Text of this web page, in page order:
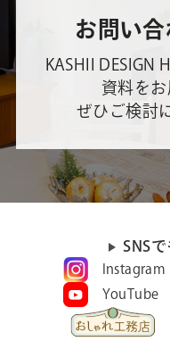
お問い
KASHII DESIGN
資料をお
ぜひご検討
SNS
Instagram
YouTube